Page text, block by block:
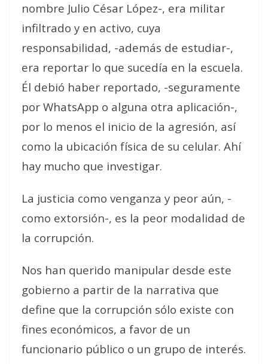
nombre Julio César López-, era militar
infiltrado y en activo, cuya
responsabilidad, -además de estudiar-,
era reportar lo que sucedía en la escuela.
Él debió haber reportado, -seguramente
por WhatsApp o alguna otra aplicación-,
por lo menos el inicio de la agresión, así
como la ubicación física de su celular. Ahí
hay mucho que investigar.
La justicia como venganza y peor aún, -
como extorsión-, es la peor modalidad de
la corrupción.
Nos han querido manipular desde este
gobierno a partir de la narrativa que
define que la corrupción sólo existe con
fines económicos, a favor de un
funcionario público o un grupo de interés.